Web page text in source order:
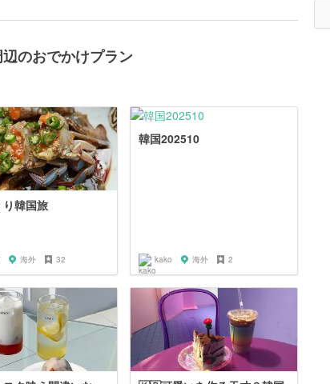
辺のおでかけプラン
韓国旅
海外 32
韓国202510
kako 海外 2